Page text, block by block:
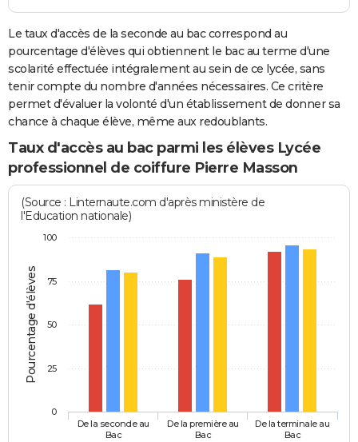
Le taux d'accès de la seconde au bac correspond au
pourcentage d'élèves qui obtiennent le bac au terme d'une
scolarité effectuée intégralement au sein de ce lycée, sans
tenir compte du nombre d'années nécessaires. Ce critère
permet d'évaluer la volonté d'un établissement de donner sa
chance à chaque élève, même aux redoublants.
Taux d'accès au bac parmi les élèves Lycée
professionnel de coiffure Pierre Masson
Pourcentage d'élèves
(Source : Linternaute.com d'après ministère de
l'Education nationale)
De la seconde au
Bac
De la première au
Bac
De la terminale au
Bac
0
25
50
75
100